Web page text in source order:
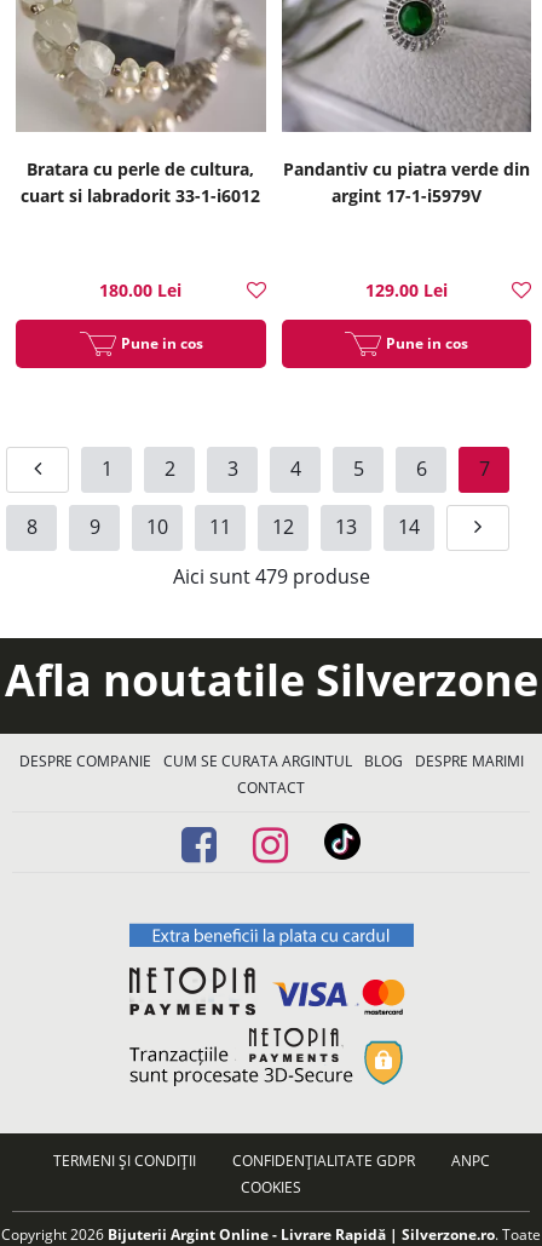
Bratara cu perle de cultura,
cuart si labradorit 33-1-i6012
180.00 Lei
Pune in cos
Pandantiv cu piatra verde din
argint 17-1-i5979V
129.00 Lei
Pune in cos
1 2 3 4 5 6 7
8 9 10 11 12 13
14
Aici sunt479produse
Afla noutatile Silverzone
DESPRE COMPANIE CUM SE CURATA ARGINTUL BLOG
DESPRE MARIMI
CONTACT
TERMENI ȘI CONDIȚII CONFIDENȚIALITATE GDPR
ANPC
COOKIES
Copyright 2026 Bijuterii Argint Online - Livrare Rapidă | Silverzone.ro. Toate